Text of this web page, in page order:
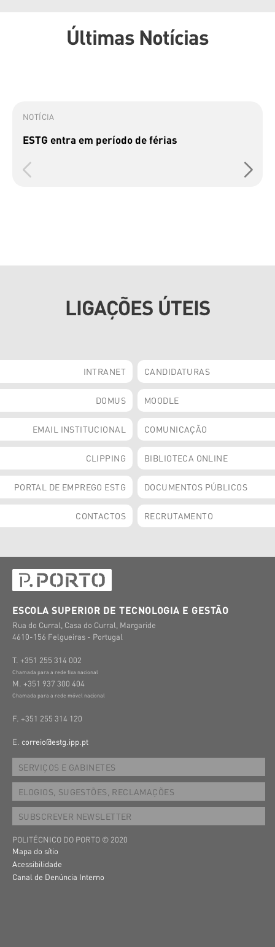
Últimas Notícias
NOTÍCIA
ESTG entra em período de férias
LIGAÇÕES ÚTEIS
INTRANET CANDIDATURAS
DOMUS MOODLE
EMAIL INSTITUCIONAL COMUNICAÇÃO
CLIPPING BIBLIOTECA ONLINE
PORTAL DE EMPREGO ESTG DOCUMENTOS PÚBLICOS
CONTACTOS RECRUTAMENTO
ESCOLA SUPERIOR DE TECNOLOGIA E GESTÃO
Rua do Curral, Casa do Curral, Margaride
4610-156 Felgueiras - Portugal
T. +351 255 314 002
Chamada para a rede fixa nacional
M. +351 937 300 404
Chamada para a rede móvel nacional
F. +351 255 314 120
E. correio@estg.ipp.pt
SERVIÇOS E GABINETES
ELOGIOS, SUGESTÕES, RECLAMAÇÕES
SUBSCREVER NEWSLETTER
POLITÉCNICO DO PORTO © 2020
Mapa do sítio
Acessibilidade
Canal de Denúncia Interno